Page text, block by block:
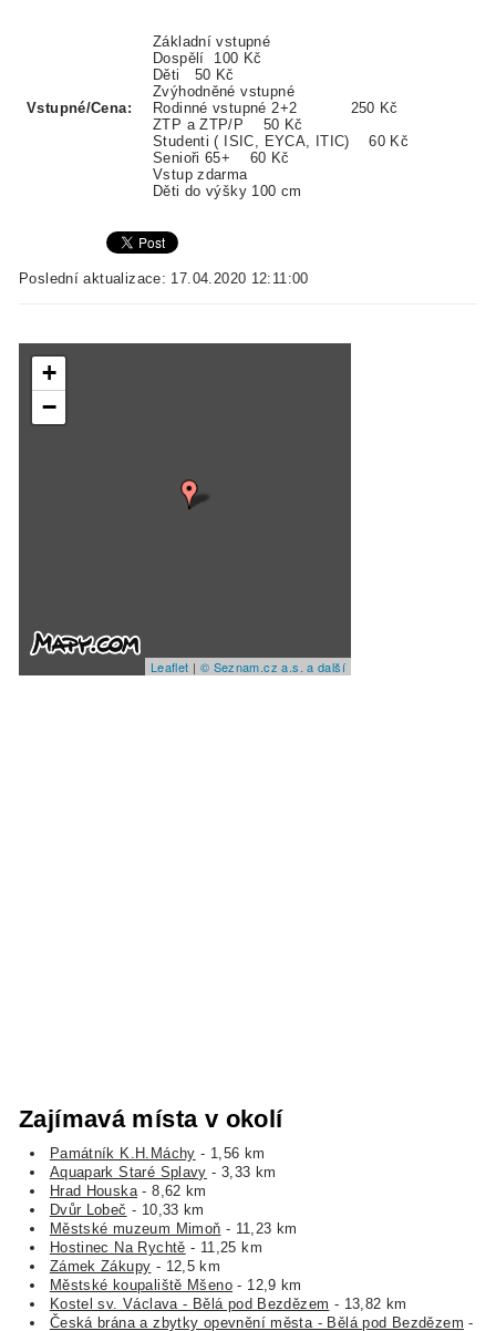
Vstupné/Cena:
Základní vstupné
Dospělí 100 Kč
Děti 50 Kč
Zvýhodněné vstupné
Rodinné vstupné 2+2 250 Kč
ZTP a ZTP/P 50 Kč
Studenti ( ISIC, EYCA, ITIC) 60 Kč
Senioři 65+ 60 Kč
Vstup zdarma
Děti do výšky 100 cm
Poslední aktualizace: 17.04.2020 12:11:00
+
−
Leaflet | © Seznam.cz a.s. a další
Zajímavá místa v okolí
Památník K.H.Máchy - 1,56 km
Aquapark Staré Splavy - 3,33 km
Hrad Houska - 8,62 km
Dvůr Lobeč - 10,33 km
Městské muzeum Mimoň - 11,23 km
Hostinec Na Rychtě - 11,25 km
Zámek Zákupy - 12,5 km
Městské koupaliště Mšeno - 12,9 km
Kostel sv. Václava - Bělá pod Bezdězem - 13,82 km
Česká brána a zbytky opevnění města - Bělá pod Bezdězem -